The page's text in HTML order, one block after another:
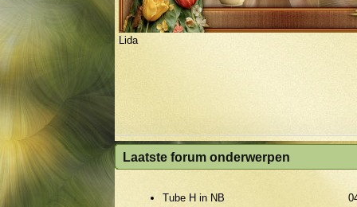
Laatste forum onderwerpen
Tube H in NB